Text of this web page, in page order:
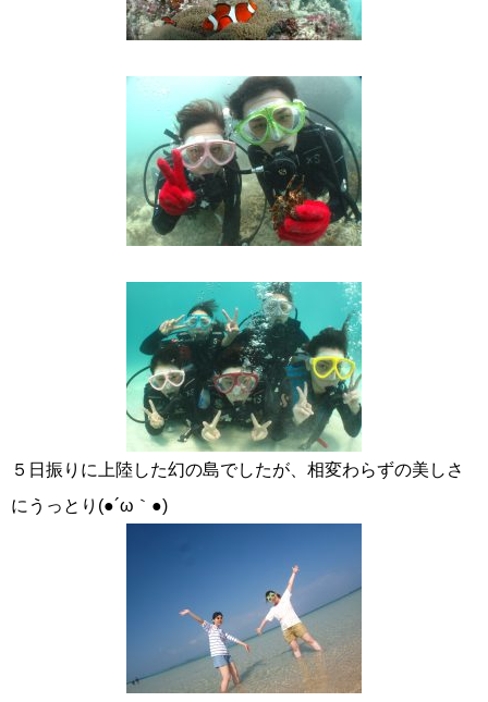
５日振りに上陸した幻の島でしたが、相変わらずの美しさ
にうっとり(●´ω｀●)